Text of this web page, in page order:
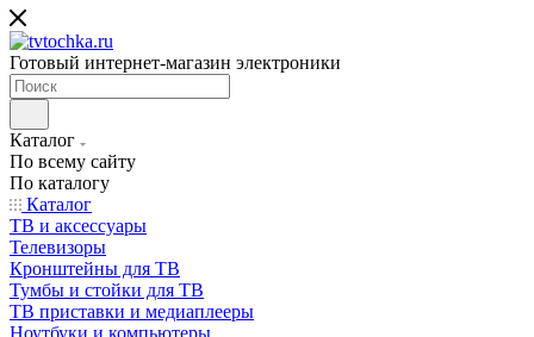
Готовый интернет-магазин электроники
Каталог
По всему сайту
По каталогу
Каталог
ТВ и аксессуары
Телевизоры
Кронштейны для ТВ
Тумбы и стойки для ТВ
ТВ приставки и медиаплееры
Ноутбуки и компьютеры